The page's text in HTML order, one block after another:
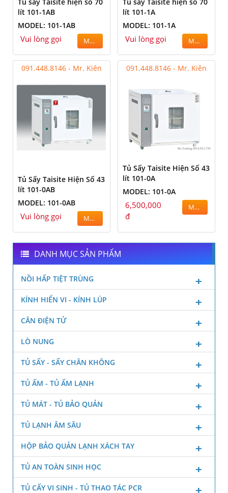
lít 101-1AB
MODEL: 101-1AB
Vui lòng gọi MUA
lít 101-1A
MODEL: 101-1A
Vui lòng gọi MUA
091.448.8146 - Mr. Kiên
Tủ Sấy Taisite Hiện Số 43
lít 101-0AB
MODEL: 101-0AB
Vui lòng gọi MUA
091.448.8146 - Mr. Kiên
Tủ Sấy Taisite Hiện Số 43
lít 101-0A
MODEL: 101-0A
6,500,000
đ
MUA
DANH MỤC SẢN PHẨM
NỒI HẤP TIỆT TRÙNG
KÍNH HIỂN VI - KÍNH LÚP
CÂN ĐIỆN TỬ
LÒ NUNG
TỦ SẤY - SẤY CHÂN KHÔNG
TỦ ẤM - TỦ ẤM LẠNH
TỦ MÁT - TỦ BẢO QUẢN
TỦ LẠNH ÂM SÂU
HỘP BẢO QUẢN LẠNH XÁCH TAY
TỦ AN TOÀN SINH HỌC
TỦ CẤY VI SINH - TỦ THAO TÁC PCR